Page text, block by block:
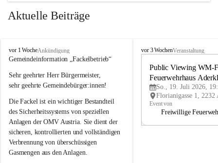
Aktuelle Beiträge
A
d
r
k
a
a
vor 1 WocheAnkündigung
Gemeindeinformation „Fackelbetrieb“
Sehr geehrter Herr Bürgermeister,
sehr geehrte Gemeindebürger:innen!
Die Fackel ist ein wichtiger Bestandteil
des Sicherheitssystems von speziellen
Anlagen der OMV Austria. Sie dient der
sicheren, kontrollierten und vollständigen
Verbrennung von überschüssigen
Gasmengen aus den Anlagen.
A
vor 3 WochenVeranstaltung
Public Viewing WM-
Feuerwehrhaus
So., 19. Juli 2026,
Event von
Freiwillige